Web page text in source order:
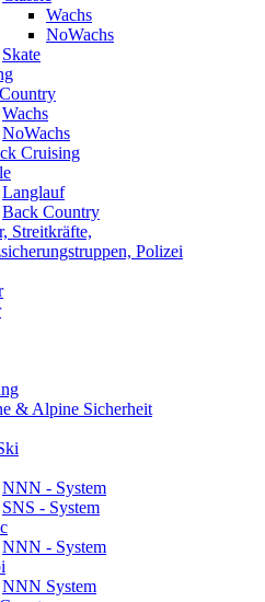
Wachs
NoWachs
Skate
Wachs
NoWachs
Cruising
Langlauf
Back Country
Streitkräfte,
Polizei
& Alpine Sicherheit
NNN - System
SNS - System
NNN - System
NNN System